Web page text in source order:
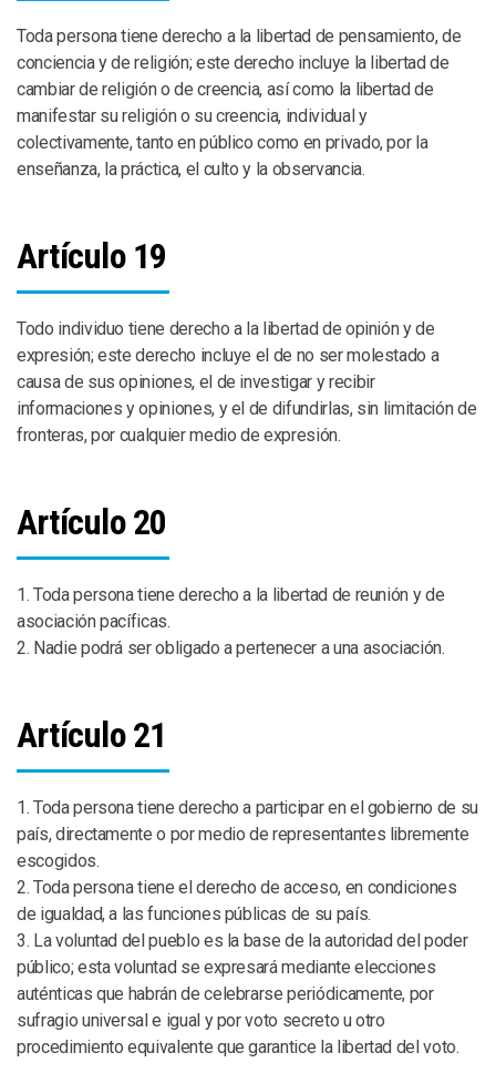
Toda persona tiene derecho a la libertad de pensamiento, de
conciencia y de religión; este derecho incluye la libertad de
cambiar de religión o de creencia, así como la libertad de
manifestar su religión o su creencia, individual y
colectivamente, tanto en público como en privado, por la
enseñanza, la práctica, el culto y la observancia.
Artículo 19
Todo individuo tiene derecho a la libertad de opinión y de
expresión; este derecho incluye el de no ser molestado a
causa de sus opiniones, el de investigar y recibir
informaciones y opiniones, y el de difundirlas, sin limitación de
fronteras, por cualquier medio de expresión.
Artículo 20
1. Toda persona tiene derecho a la libertad de reunión y de
asociación pacíficas.
2. Nadie podrá ser obligado a pertenecer a una asociación.
Artículo 21
1. Toda persona tiene derecho a participar en el gobierno de su
país, directamente o por medio de representantes libremente
escogidos.
2. Toda persona tiene el derecho de acceso, en condiciones
de igualdad, a las funciones públicas de su país.
3. La voluntad del pueblo es la base de la autoridad del poder
público; esta voluntad se expresará mediante elecciones
auténticas que habrán de celebrarse periódicamente, por
sufragio universal e igual y por voto secreto u otro
procedimiento equivalente que garantice la libertad del voto.